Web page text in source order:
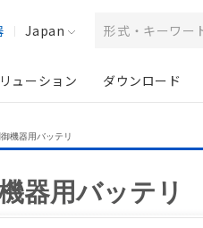
Japan
ューション ダウンロード
機器用バッテリ
器用バッテリ